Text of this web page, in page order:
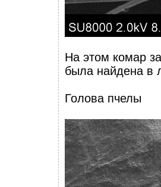
На этом комар
была найдена в
Голова пчелы